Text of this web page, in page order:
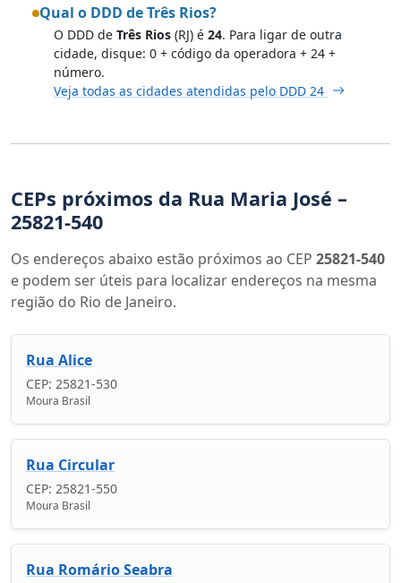
Qual o DDD de Três Rios?
O DDD de Três Rios (RJ) é 24. Para ligar de outra
cidade, disque: 0 + código da operadora + 24 +
número.
Veja todas as cidades atendidas pelo DDD 24
CEPs próximos da Rua Maria José –
25821-540
Os endereços abaixo estão próximos ao CEP 25821-540
e podem ser úteis para localizar endereços na mesma
região do Rio de Janeiro.
Rua Alice
CEP: 25821-530
Moura Brasil
Rua Circular
CEP: 25821-550
Moura Brasil
Rua Romário Seabra